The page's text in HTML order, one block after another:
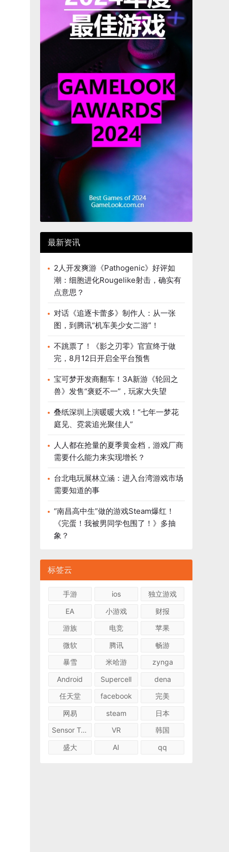
最新资讯
2人开发爽游《Pathogenic》好评如
潮：细胞进化Rougelike射击，确实有
点意思？
对话《追逐卡蕾多》制作人：从一张
图，到腾讯“机车美少女二游”！
不跳票了！《影之刃零》官宣终于做
完，8月12日开启全平台预售
宝可梦开发商翻车！3A新游《轮回之
兽》发售“褒贬不一”，玩家大失望
叠纸深圳上演暖暖大戏！“七年一梦花
庭见、霓裳追光聚佳人”
人人都在抢量的夏季黄金档，游戏厂商
需要什么能力来实现增长？
台北电玩展林立涵：进入台湾游戏市场
需要知道的事
“南昌高中生”做的游戏Steam爆红！
《完蛋！我被男同学包围了！》多抽
象？
标签云
手游 ios
独立游戏
EA
小游戏
财报
游族
电竞
苹果
微软
腾讯
畅游
暴雪
米哈游
zynga
Android
Supercell
dena
任天堂
facebook
完美
网易
steam
日本
Sensor Tower
VR
韩国
盛大
AI qq